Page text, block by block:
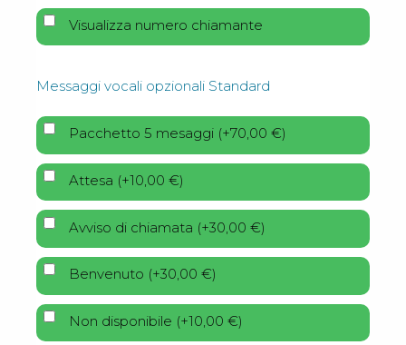
Visualizza numero chiamante
Messaggi vocali opzionali Standard
Pacchetto 5 mesaggi (+70,00 €)
Attesa (+10,00 €)
Avviso di chiamata (+30,00 €)
Benvenuto (+30,00 €)
Non disponibile (+10,00 €)